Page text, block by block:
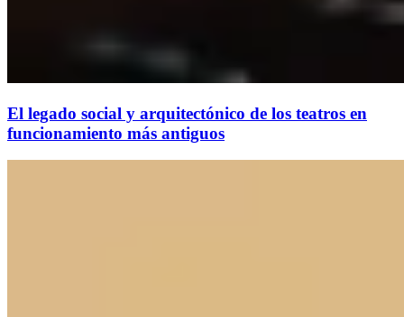
El legado social y arquitectónico de los teatros en
funcionamiento más antiguos